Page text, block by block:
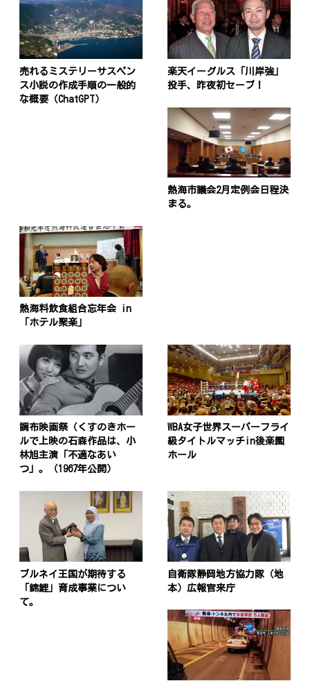
売れるミステリーサスペン
ス小説の作成手順の一般的
な概要（ChatGPT）
楽天イーグルス「川岸強」
投手、昨夜初セーブ！
熱海市議会2月定例会日程決
まる。
熱海料飲食組合忘年会 in
「ホテル聚楽」
調布映画祭（くすのきホー
ルで上映の石森作品は、小
林旭主演「不適なあい
つ」。（1967年公開）
WBA女子世界スーパーフライ
級タイトルマッチin後楽園
ホール
ブルネイ王国が期待する
「錦鯉」育成事業につい
て。
自衛隊静岡地方協力隊（地
本）広報官来庁